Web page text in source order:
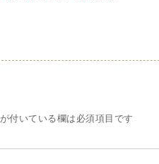
が付いている欄は必須項目です